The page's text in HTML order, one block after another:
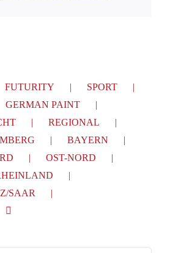
FUTURITY
SPORT
GERMAN PAINT
REGIONAL
BAYERN
OST-NORD
SAAR